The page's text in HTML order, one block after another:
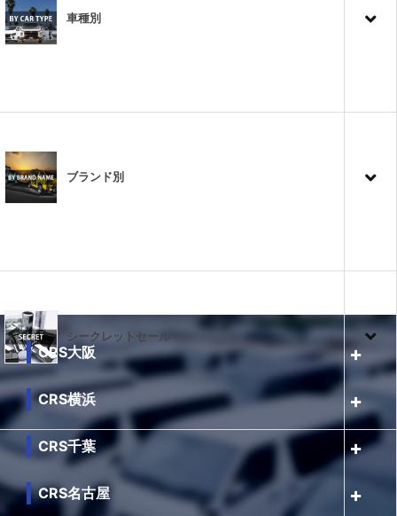
車種別
ブランド別
シークレットセール
CRS大阪
CRS横浜
CRS千葉
CRS名古屋